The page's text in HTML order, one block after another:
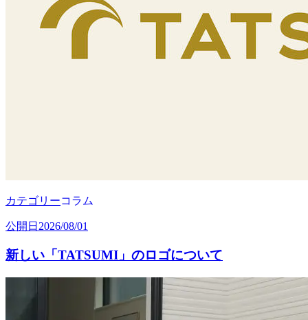
カテゴリーコラム
公開日 2026/08/01
新しい「TATSUMI」のロゴについて